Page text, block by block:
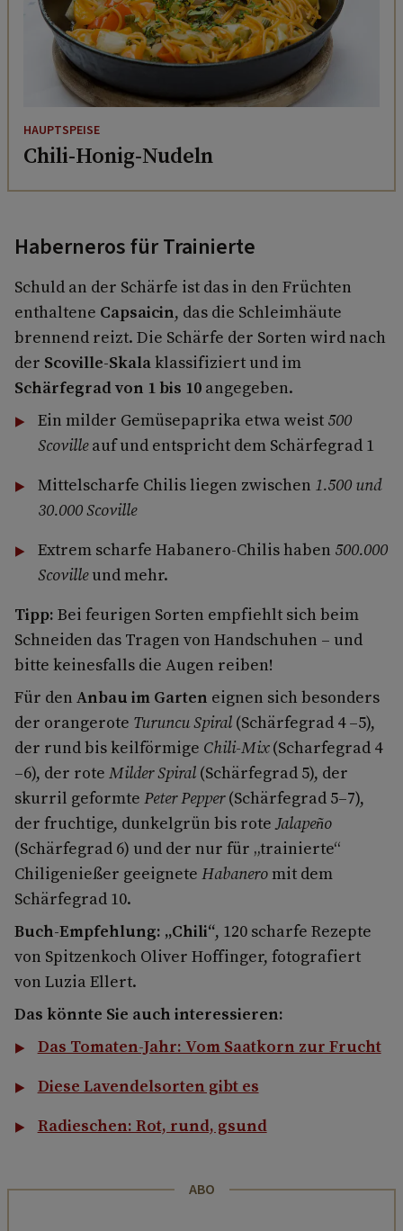
HAUPTSPEISE
Chili-Honig-Nudeln
Haberneros für Trainierte
Schuld an der Schärfe ist das in den Früchten
enthaltene Capsaicin, das die Schleimhäute
brennend reizt. Die Schärfe der Sorten wird nach
der Scoville-Skalaklassifiziert und im
Schärfegrad von 1 bis 10 angegeben.
Ein milder Gemüsepaprika etwa weist 500
Scovilleauf und entspricht dem Schärfegrad 1
Mittelscharfe Chilis liegen zwischen 1.500 und
30.000 Scoville
Extrem scharfe Habanero-Chilis haben 500.000
Scovilleund mehr.
Tipp: Bei feurigen Sorten empfiehlt sich beim
Schneiden das Tragen von Handschuhen – und
bitte keinesfalls die Augen reiben!
Für den Anbau im Garten eignen sich besonders
der orangerote Turuncu Spiral (Schärfegrad 4 –5),
der rund bis keilförmige Chili-Mix(Scharfegrad 4
–6), der rote Milder Spiral (Schärfegrad 5), der
skurril geformte Peter Pepper(Schärfegrad 5–7),
der fruchtige, dunkelgrün bis roteJalapeño
(Schärfegrad 6) und der nur für „trainierte“
Chiligenießer geeignete Habaneromit dem
Schärfegrad 10.
Buch-Empfehlung: „Chili“, 120 scharfe Rezepte
von Spitzenkoch Oliver Hoffinger, fotografiert
von Luzia Ellert.
Das könnte Sie auch interessieren:
Das Tomaten-Jahr: Vom Saatkorn zur Frucht
Diese Lavendelsorten gibt es
Radieschen: Rot, rund, gsund
ABO